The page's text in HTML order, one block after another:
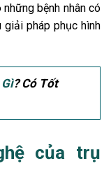
bệnh nhân có
giải pháp phục hình
? Có Tốt
của trụ